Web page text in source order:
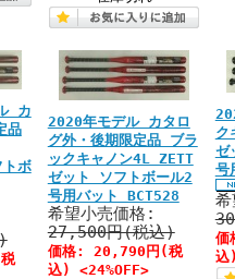
カ
品
ボ
2020年モデル カタロ
グ外・後期限定品 ブラ
ックキャノン4L ZETT
ゼット ソフトボール2
号用バット BCT528
希望小売価格:
27,500円(税込)
価格: 20,790円 (税
込) <24%OFF>
ク
ゼ
号
価